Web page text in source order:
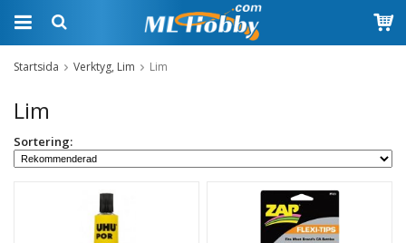
Startsida Verktyg, Lim Lim
Lim
Sortering: